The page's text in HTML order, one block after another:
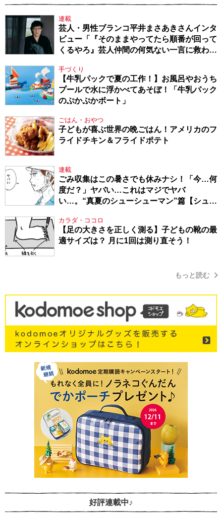
連載
芸人・男性ブランコ平井まさあきさんインタ
ビュー「『そのままやってたら順番が回って
くるやろ』芸人仲間の何気ない一言に救われ
手づくり
【牛乳パックで夏の工作！】お風呂やおうち
プールで水に浮かべてあそぼ！「牛乳パック
のぷかぷかボート」
ごはん・おやつ
子どもが喜ぶ世界の晩ごはん！アメリカのフ
ライドチキン＆フライドポテト
連載
ごみ収集はこの暑さでも休みナシ！「今…何
度だ？」ヤバい…これはマジでヤバ
い…。“真夏のシューシューマン”篇【シュー
カラダ・ココロ
【足の大きさを正しく測る】子どもの靴の最
適サイズは？ 月に1回は測り直そう！
もっと読む
好評連載中♪